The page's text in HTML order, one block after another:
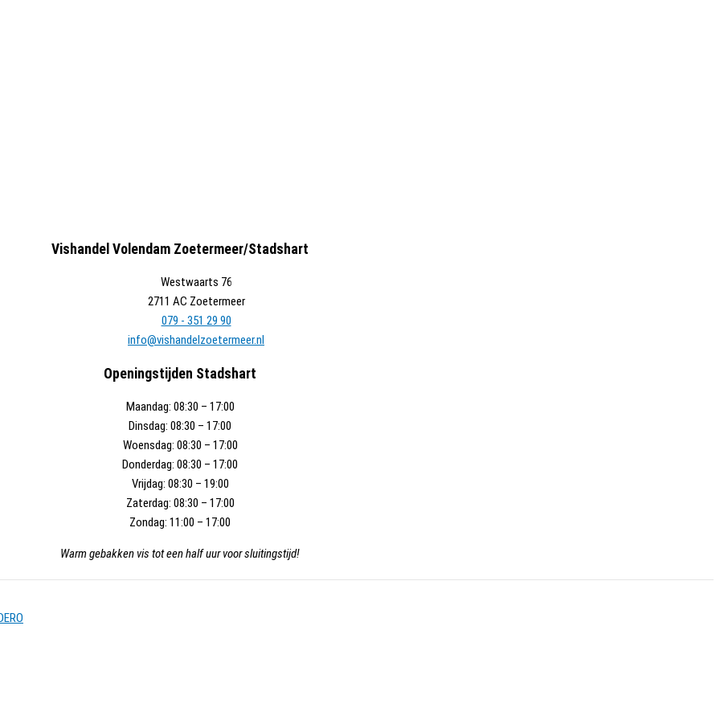
Vishandel Volendam Zoetermeer/Stadshart
Westwaarts 76
2711 AC Zoetermeer
079 - 351 29 90
info@vishandelzoetermeer.nl
Openingstijden Stadshart
Maandag: 08:30 – 17:00
Dinsdag: 08:30 – 17:00
Woensdag: 08:30 – 17:00
Donderdag: 08:30 – 17:00
Vrijdag: 08:30 – 19:00
Zaterdag: 08:30 – 17:00
Zondag: 11:00 – 17:00
Warm gebakken vis tot een half uur voor sluitingstijd!